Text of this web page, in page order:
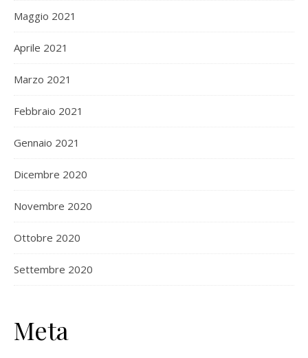
Maggio 2021
Aprile 2021
Marzo 2021
Febbraio 2021
Gennaio 2021
Dicembre 2020
Novembre 2020
Ottobre 2020
Settembre 2020
Meta